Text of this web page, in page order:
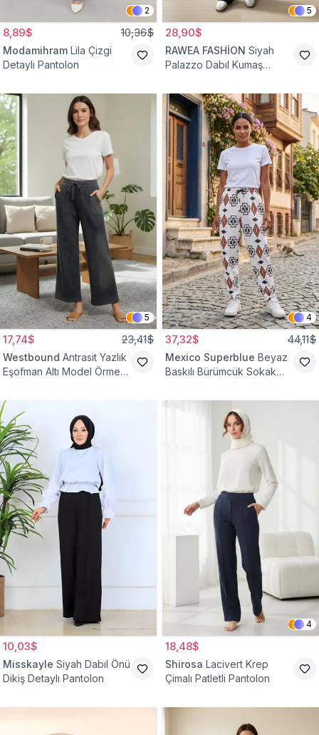
2
8,89$ 10,36$
Modamihram Lila Çizgi
Detaylı Pantolon
5
28,90$
RAWEA FASHİON Siyah
Palazzo Dabıl Kumaş
5
17,74$ 23,41$
Westbound Antrasit Yazlık
Eşofman Altı Model Örme
4
37,32$ 44,11$
Mexico Superblue Beyaz
Baskılı Bürümcük Sokak
10,03$
Misskayle Siyah Dabıl Önü
Dikiş Detaylı Pantolon
4
18,48$
Shirosa Lacivert Krep
Çimalı Patletli Pantolon